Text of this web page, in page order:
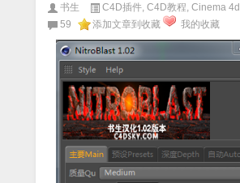
书生 C4D插件 C4D教程 Cinema 4d
59
添加文章到收藏 我的收藏